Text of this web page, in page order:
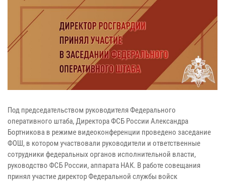
Под председательством руководителя Федерального
оперативного штаба, Директора ФСБ России Александра
Бортникова в режиме видеоконференции проведено заседание
ФОШ, в котором участвовали руководители и ответственные
сотрудники федеральных органов исполнительной власти,
руководство ФСБ России, аппарата НАК. В работе совещания
принял участие директор Федеральной службы войск